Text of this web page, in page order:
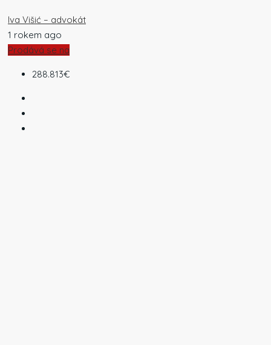
Iva Višić – advokát
1 rokem ago
Prodává se na
288.813€